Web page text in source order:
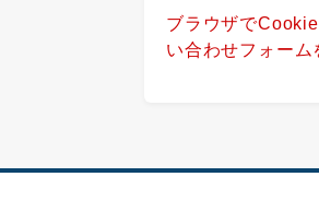
ブラウザで
い合わせフォーム